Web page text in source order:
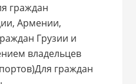
граждан
Армении,
Грузии и
владельцев
граждан